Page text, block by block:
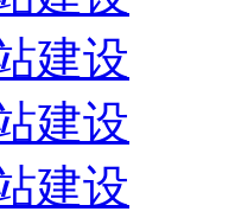
建设
建设
建设